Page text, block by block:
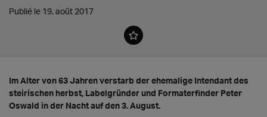
Publié le 19. août 2017
Im Alter von 63 Jahren verstarb der ehemalige Intendant des
steirischen herbst, Labelgründer und Formaterfinder Peter
Oswald in der Nacht auf den 3. August.